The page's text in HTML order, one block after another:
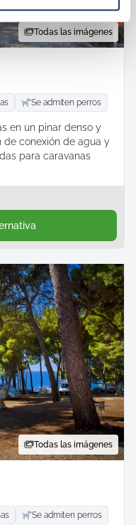
Todas las imágenes
Se admiten perros
en un pinar denso y
de conexión de agua y
para caravanas
Todas las imágenes
Se admiten perros